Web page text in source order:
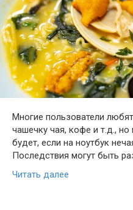
Многие пользователи
чашечку чая, кофе и т.д.,
будет, если на ноутбук
Последствия могут быть
Читать далее